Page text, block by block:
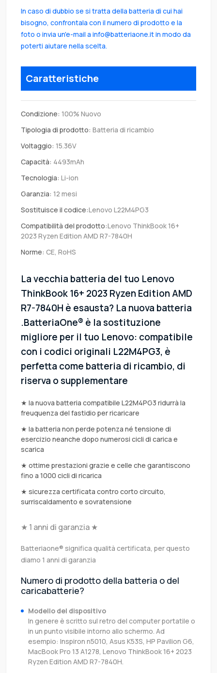
In caso di dubbio se si tratta della batteria di cui hai
bisogno, confrontala con il numero di prodotto e la
foto o invia un'e-mail a info@batteriaone.it in modo da
poterti aiutare nella scelta.
Caratteristiche
Condizione: 100% Nuovo
Tipologia di prodotto: Batteria di ricambio
Voltaggio: 15.36V
Capacità: 4493mAh
Tecnologia: Li-ion
Garanzia: 12 mesi
Sostituisce il codice:Lenovo L22M4PG3
Compatibilità del prodotto:Lenovo ThinkBook 16+
2023 Ryzen Edition AMD R7-7840H
Norme: CE, RoHS
La vecchia batteria del tuo Lenovo
ThinkBook 16+ 2023 Ryzen Edition AMD
R7-7840H è esausta? La nuova batteria
.BatteriaOne® è la sostituzione
migliore per il tuo Lenovo: compatibile
con i codici originali L22M4PG3, è
perfetta come batteria di ricambio, di
riserva o supplementare
★ la nuova batteria compatibile L22M4PG3 ridurrà la
freuquenza del fastidio per ricaricare
★ la batteria non perde potenza né tensione di
esercizio neanche dopo numerosi cicli di carica e
scarica
★ ottime prestazioni grazie e celle che garantiscono
fino a 1000 cicli di ricarica
★ sicurezza certificata contro corto circuito,
surriscaldamento e sovratensione
★ 1 anni di garanzia ★
Batteriaone® significa qualità certificata, per questo
diamo 1 anni di garanzia
Numero di prodotto della batteria o del
caricabatterie?
Modello del dispositivo
In genere è scritto sul retro del computer portatile o
in un punto visibile intorno allo schermo. Ad
esempio: Inspiron n5010, Asus K53S, HP Pavilion G6,
MacBook Pro 13 A1278, Lenovo ThinkBook 16+ 2023
Ryzen Edition AMD R7-7840H.